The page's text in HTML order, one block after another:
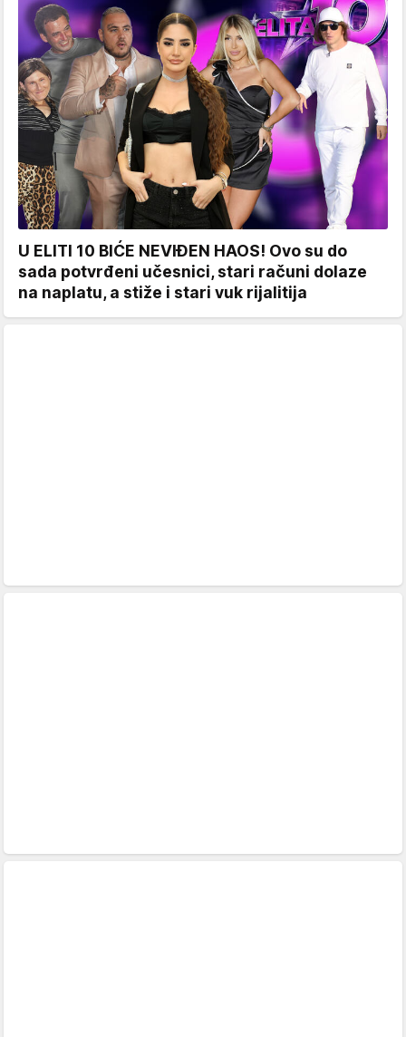
U ELITI 10 BIĆE NEVIĐEN HAOS! Ovo su do
sada potvrđeni učesnici, stari računi dolaze
na naplatu, a stiže i stari vuk rijalitija